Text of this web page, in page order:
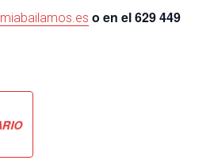
o en el 629 449